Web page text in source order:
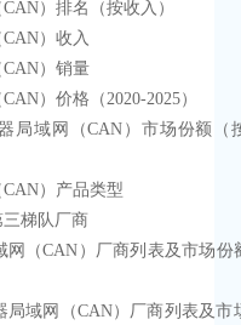
CAN）排名（按收入）
CAN）收入
CAN）销量
CAN）价格（2020-2025）
（CAN）产品类型
三梯队厂商